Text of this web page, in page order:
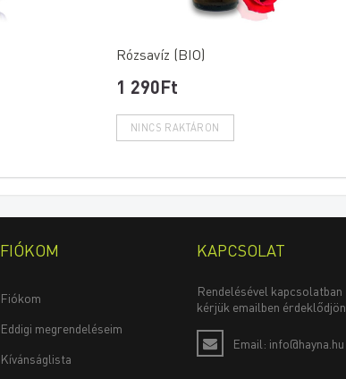
Rózsavíz (BIO)
1 290Ft
FIÓKOM
Fiókom
Eddigi megrendeléseim
Kívánságlista
KAPCSOLAT
Rendelésével kapcsolatban
kérjük emailben érdeklődjön.
Email: info@hayna.hu